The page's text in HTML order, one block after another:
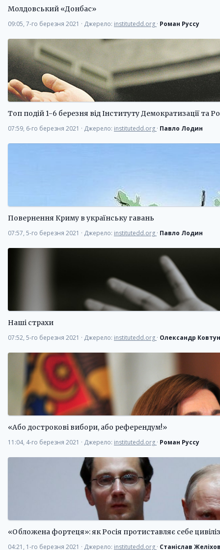
Молдовський «Донбас»
09:05, 7-го березня 2021 · Джерело: institutedd.org · Роман Руссу
Топ подій 1-6 березня від Інституту Демократизації та
07:59, 6-го березня 2021 · Джерело: institutedd.org · Павло Лодин
Повернення Криму в українську гавань
07:57, 5-го березня 2021 · Джерело: institutedd.org · Павло Лодин
Наші страхи
07:52, 5-го березня 2021 · Джерело: institutedd.org · Олександр Ковтун
«Або дострокові вибори, або референдум!»
11:04, 4-го березня 2021 · Джерело: institutedd.org · Роман Руссу
«Обложена фортеця»: як Росія протиставляє себе
04:21, 1-го березня 2021 · Джерело: institutedd.org · Станіслав